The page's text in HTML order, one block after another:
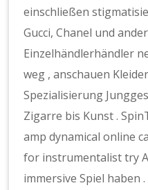
einschließen
Gucci, Chanel und
Einzelhändlerhändler
weg , anschauen
Spezialisierung
Zigarre bis Kunst .
amp dynamical online
for instrumentalist try
immersive Spiel haben